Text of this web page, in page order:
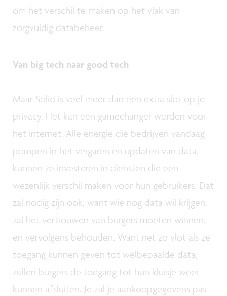
om het verschil te maken op het vlak van
zorgvuldig databeheer.
Van big tech naar good tech
Maar Solid is veel meer dan een extra slot op je
privacy. Het kan een gamechanger worden voor
het internet. Alle energie die bedrijven vandaag
pompen in het vergaren en updaten van data,
kunnen ze investeren in diensten die een
wezenlijk verschil maken voor hun gebruikers. Dat
zal nodig zijn ook, want wie nog data wil krijgen,
zal het vertrouwen van burgers moeten winnen,
en vervolgens behouden. Want net zo vlot als ze
toegang kunnen geven tot welbepaalde data,
zullen burgers de toegang tot hun kluisje weer
kunnen afsluiten. Je zal je aankoopgegevens pas